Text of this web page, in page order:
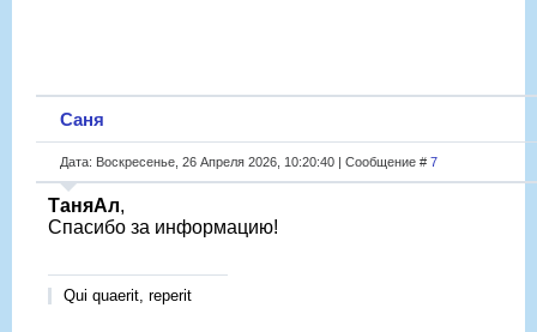
Саня
Дата: Воскресенье, 26 Апреля 2026, 10:20:40 | Сообщение # 7
ТаняАл,
Спасибо за информацию!
Qui quaerit, reperit